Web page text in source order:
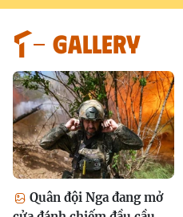
GALLERY
Quân đội Nga đang mở